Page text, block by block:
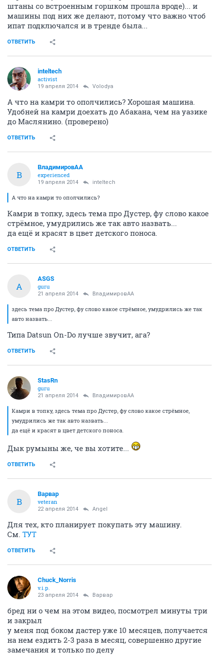
штаны со встроенным горшком прошла вроде)... и
машины под них же делают, потому что важно чтоб
ипат подключался и в тренде была...
ОТВЕТИТЬ
inteltech
activist
19 апреля 2014 Volodya
А что на камри то ополчились? Хорошая машина.
Удобней на камри доехать до Абакана, чем на уазике
до Маслянино. (проверено)
ОТВЕТИТЬ
В
ВладимировАА
experienced
19 апреля 2014 inteltech
А что на камри то ополчились?
Камри в топку, здесь тема про Дустер, фу слово какое
стрёмное, умудрились же так авто назвать...
да ещё и красят в цвет детского поноса.
ОТВЕТИТЬ
A
ASGS
guru
21 апреля 2014 ВладимировАА
здесь тема про Дустер, фу слово какое стрёмное, умудрились же так
авто назвать...
Типа Datsun On-Do лучше звучит, ага?
ОТВЕТИТЬ
StasRn
guru
21 апреля 2014 ВладимировАА
Камри в топку, здесь тема про Дустер, фу слово какое стрёмное,
умудрились же так авто назвать...
да ещё и красят в цвет детского поноса.
Дык румыны же, че вы хотите...
ОТВЕТИТЬ
В
Варвар
veteran
22 апреля 2014 Angel
Для тех, кто планирует покупать эту машину.
См. ТУТ
ОТВЕТИТЬ
Chuck_Norris
v.i.p.
23 апреля 2014 Варвар
бред ни о чем на этом видео, посмотрел минуты три
и закрыл
у меня под боком дастер уже 10 месяцев, получается
на нем ездить 2-3 раза в месяц, совершенно другие
замечания и только по делу